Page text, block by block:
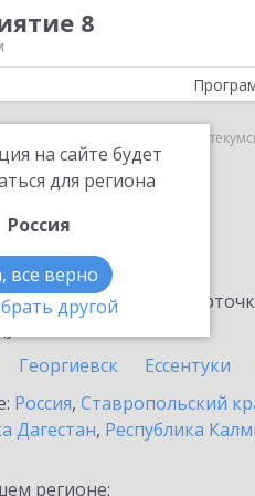
8
на сайте будет
для региона
Россия
все верно
другой
1С-ЭПД в
1С-ЭПД
информационными
Георгиевск Ессентуки
Россия, Ставропольский
Дагестан, Республика
регионе: